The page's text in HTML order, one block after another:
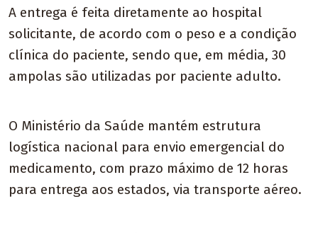
A entrega é feita diretamente ao hospital
solicitante, de acordo com o peso e a condição
clínica do paciente, sendo que, em média, 30
ampolas são utilizadas por paciente adulto.
O Ministério da Saúde mantém estrutura
logística nacional para envio emergencial do
medicamento, com prazo máximo de 12 horas
para entrega aos estados, via transporte aéreo.